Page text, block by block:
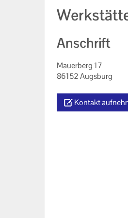
Anschrift
Mauerberg 17
86152 Augsburg
Kontakt